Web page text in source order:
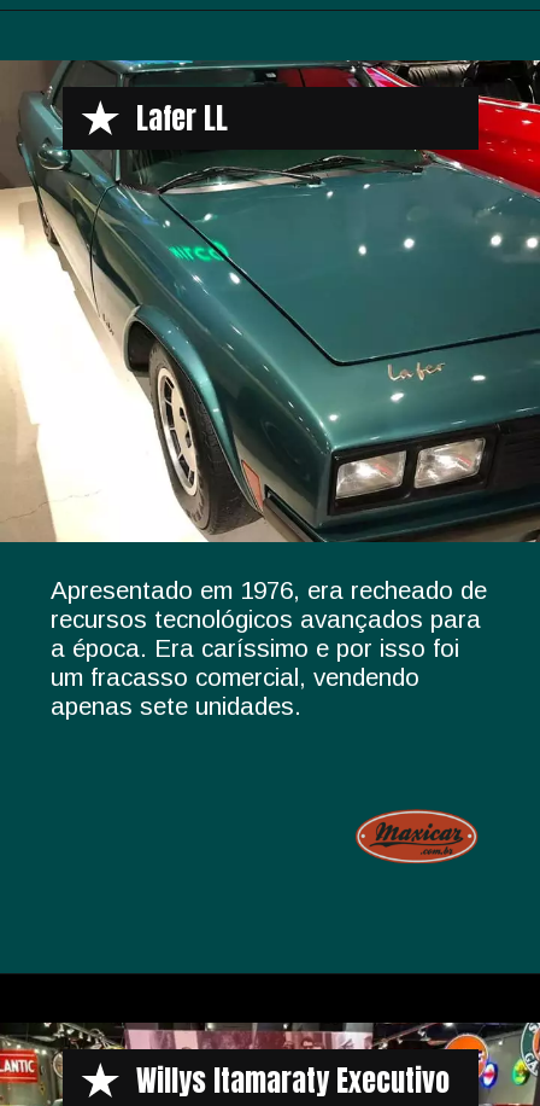
Apresentado em 1976, era recheado de
recursos tecnológicos avançados para
a época. Era caríssimo e por isso foi
um fracasso comercial, vendendo
apenas sete unidades.
Lafer LL
Willys Itamaraty Executivo